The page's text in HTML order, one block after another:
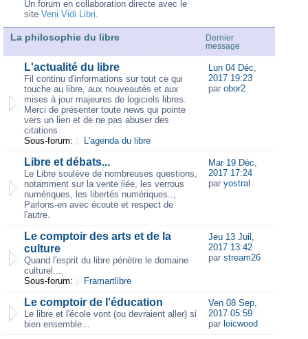
Un forum en collaboration directe avec le
site Veni Vidi Libri.
La philosophie du libre
Dernier
message
L'actualité du libre
Fil continu d'informations sur tout ce qui
touche au libre, aux nouveautés et aux
mises à jour majeures de logiciels libres.
Merci de présenter toute news qui pointe
vers un lien et de ne pas abuser des
citations.
Sous-forum:
L'agenda du libre
Lun 04 Déc,
2017 19:23
par obor2
Libre et débats...
Le Libre soulève de nombreuses questions,
notamment sur la vente liée, les verrous
numériques, les libertés numériques..,
Parlons-en avec écoute et respect de
l'autre.
Mar 19 Déc,
2017 17:24
par yostral
Le comptoir des arts et de la
culture
Quand l'esprit du libre pénètre le domaine
culturel...
Sous-forum:
Framartlibre
Jeu 13 Juil,
2017 13:42
par stream26
Le comptoir de l'éducation
Le libre et l'école vont (ou devraient aller) si
bien ensemble...
Ven 08 Sep,
2017 05:59
par loicwood